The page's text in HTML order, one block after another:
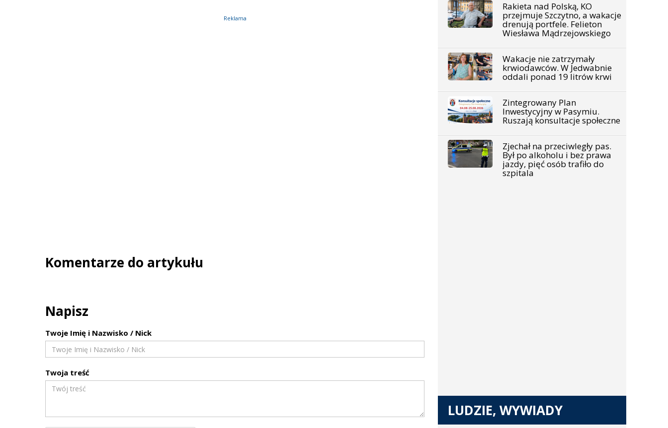
Reklama
Komentarze do artykułu
Napisz
Twoje Imię i Nazwisko / Nick
Twoja treść
Rakieta nad Polską, KO
przejmuje Szczytno, a wakacje
drenują portfele. Felieton
Wiesława Mądrzejowskiego
Wakacje nie zatrzymały
krwiodawców. W Jedwabnie
oddali ponad 19 litrów krwi
Zintegrowany Plan
Inwestycyjny w Pasymiu.
Ruszają konsultacje społeczne
Zjechał na przeciwległy pas.
Był po alkoholu i bez prawa
jazdy, pięć osób trafiło do
szpitala
LUDZIE, WYWIADY